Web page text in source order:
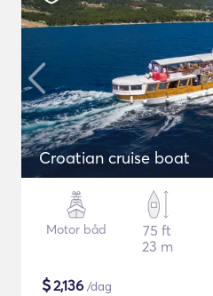
Croatian cruise boat
Motor båd
75 ft
23 m
$2,136 /dag